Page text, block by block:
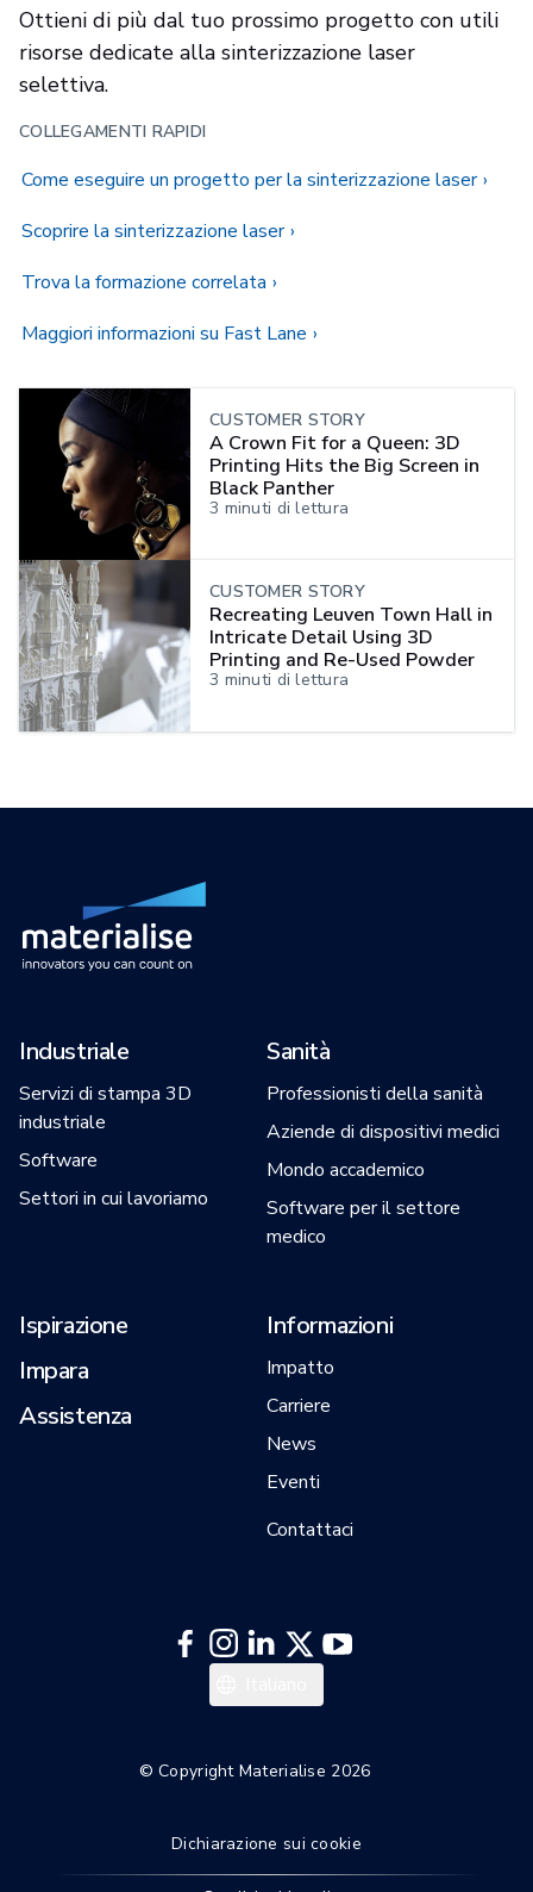
Ottieni di più dal tuo prossimo progetto con utili
risorse dedicate alla sinterizzazione laser
selettiva.
COLLEGAMENTI RAPIDI
Come eseguire un progetto per la sinterizzazione laser
Scoprire la sinterizzazione laser
Trova la formazione correlata
Maggiori informazioni su Fast Lane
CUSTOMER STORY
A Crown Fit for a Queen: 3D
Printing Hits the Big Screen in
Black Panther
3 minuti di lettura
CUSTOMER STORY
Recreating Leuven Town Hall in
Intricate Detail Using 3D
Printing and Re-Used Powder
3 minuti di lettura
Industriale
Servizi di stampa 3D
industriale
Software
Settori in cui lavoriamo
Sanità
Professionisti della sanità
Aziende di dispositivi medici
Mondo accademico
Software per il settore
medico
Ispirazione
Impara
Assistenza
Informazioni
Impatto
Carriere
News
Eventi
Contattaci
Français
© Copyright Materialise 2026
Dichiarazione sui cookie